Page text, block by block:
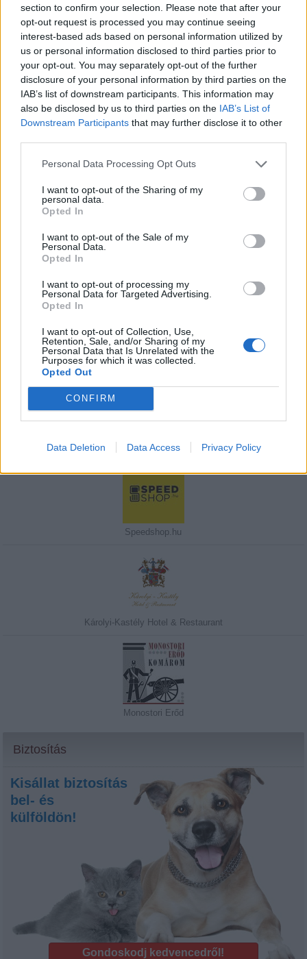
section to confirm your selection. Please note that after your
opt-out request is processed you may continue seeing
interest-based ads based on personal information utilized by
us or personal information disclosed to third parties prior to
your opt-out. You may separately opt-out of the further
disclosure of your personal information by third parties on the
IAB’s list of downstream participants. This information may
also be disclosed by us to third parties on the IAB’s List of
Downstream Participants that may further disclose it to other
Personal Data Processing Opt Outs
I want to opt-out of the Sharing of my
personal data.
Opted In
I want to opt-out of the Sale of my
Personal Data.
Opted In
I want to opt-out of processing my
Personal Data for Targeted Advertising.
Opted In
I want to opt-out of Collection, Use,
Retention, Sale, and/or Sharing of my
Personal Data that Is Unrelated with the
Purposes for which it was collected.
Opted Out
CONFIRM
Data Deletion Data Access Privacy Policy
Minősítés
Hogyan lehet minősített
kutyabarát helyed?
Megismerem
Javasolj egy kutyabarát helyet!
Speedshop.hu
Károlyi-Kastély Hotel & Restaurant
Monostori Erőd
Biztosítás
Kisállat biztosítás
bel- és
külföldön!
Gondoskodj kedvencedről!